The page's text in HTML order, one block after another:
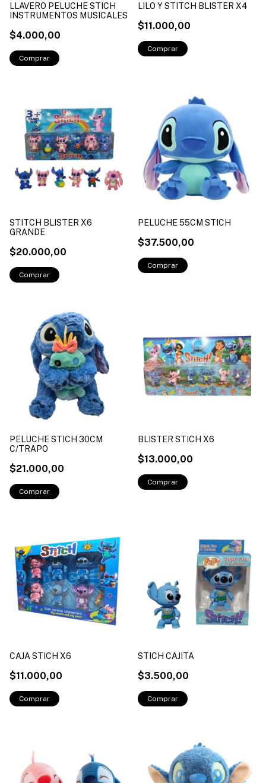
LLAVERO PELUCHE STICH
INSTRUMENTOS MUSICALES
$4.000,00
LILO Y STITCH BLISTER X4
$11.000,00
STITCH BLISTER X6
GRANDE
$20.000,00
PELUCHE 55CM STICH
$37.500,00
PELUCHE STICH 30CM
C/TRAPO
$21.000,00
BLISTER STICH X6
$13.000,00
CAJA STICH X6
$11.000,00
STICH CAJITA
$3.500,00